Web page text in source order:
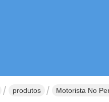
produtos Motorista No